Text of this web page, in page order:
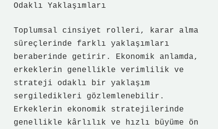
Odaklı Yaklaşımları
Toplumsal cinsiyet rolleri, karar alma
süreçlerinde farklı yaklaşımları
beraberinde getirir. Ekonomik anlamda,
erkeklerin genellikle verimlilik ve
strateji odaklı bir yaklaşım
sergiledikleri gözlemlenebilir.
Erkeklerin ekonomik stratejilerinde
genellikle kârlılık ve hızlı büyüme ön